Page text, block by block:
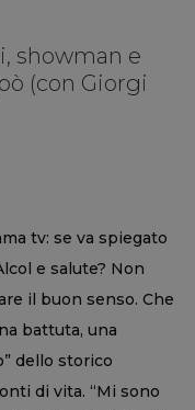
showman e
(con Giorgi
tv: se va spiegato
e salute? Non
il buon senso. Che
battuta, una
dello storico
di vita. “Mi sono